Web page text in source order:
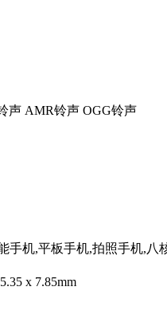
声 AMR铃声 OGG铃声
手机,平板手机,拍照手机,八
x 7.85mm